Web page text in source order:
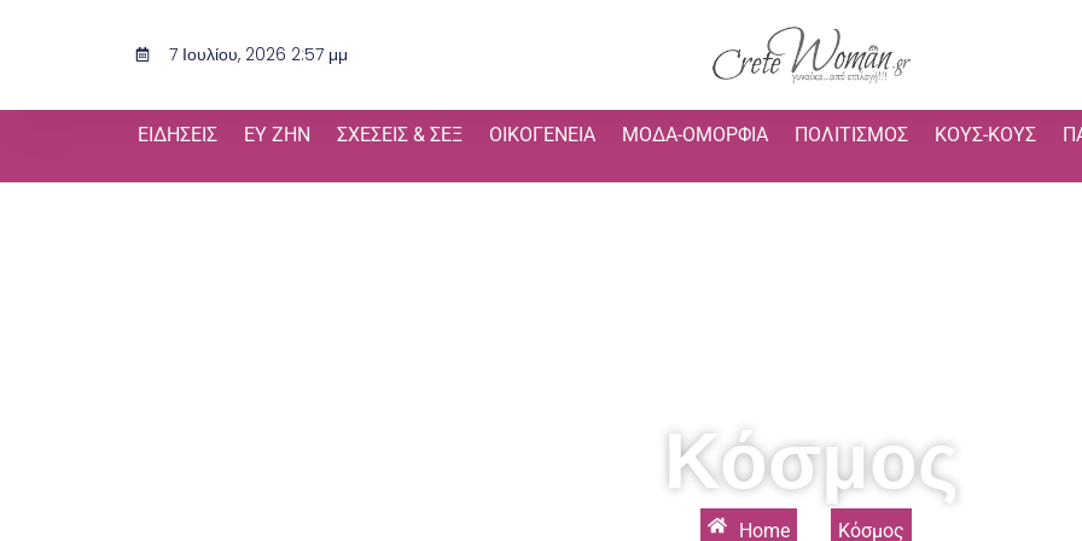
7 Ιουλίου, 2026 2:57 μμ
ΕΙΔΉΣΕΙΣ ΕΥ ΖΗΝ ΣΧΈΣΕΙΣ & ΣΕΞ ΟΙΚΟΓΈΝΕΙΑ ΜΌΔΑ-ΟΜΟΡΦΙΆ ΠΟΛΙΤΙΣΜΌΣ ΚΟΥΣ-ΚΟΥΣ
Κόσμος
Home Κόσμος